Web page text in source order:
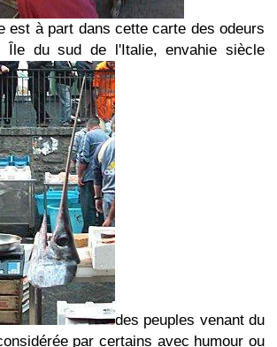
est à part dans cette carte des odeurs
Île du sud de l'Italie, envahie siècle
des peuples venant du
par certains avec humour ou